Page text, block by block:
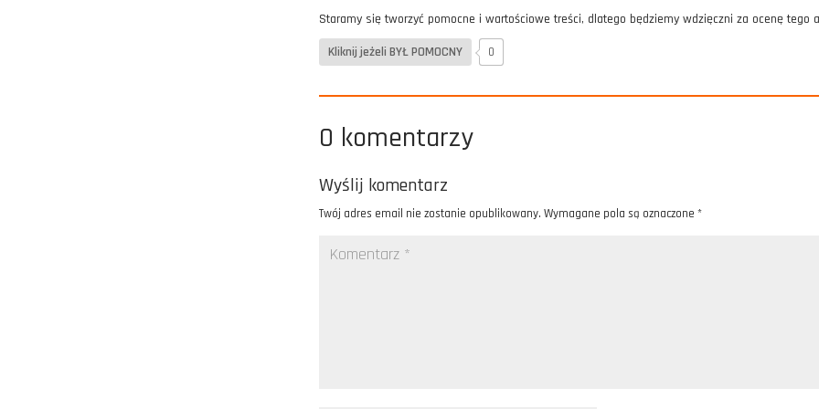
Staramy się tworzyć pomocne i wartościowe treści, dlatego będziemy wdzięczni za ocenę tego
Kliknij jeżeli BYŁ POMOCNY
0
0 komentarzy
Wyślij komentarz
Twój adres email nie zostanie opublikowany. Wymagane pola są oznaczone*